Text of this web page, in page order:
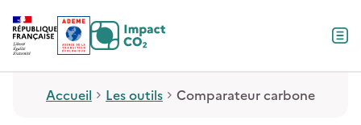
Contenu
Menu
Pied de page
Accueil Les outils Comparateur carbone